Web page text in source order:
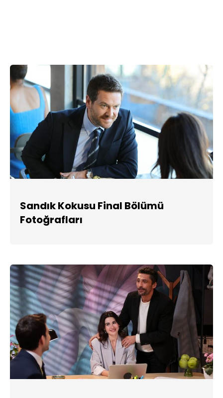
Sandık Kokusu Final Bölümü
Fotoğrafları